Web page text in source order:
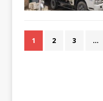
1 2 3 …